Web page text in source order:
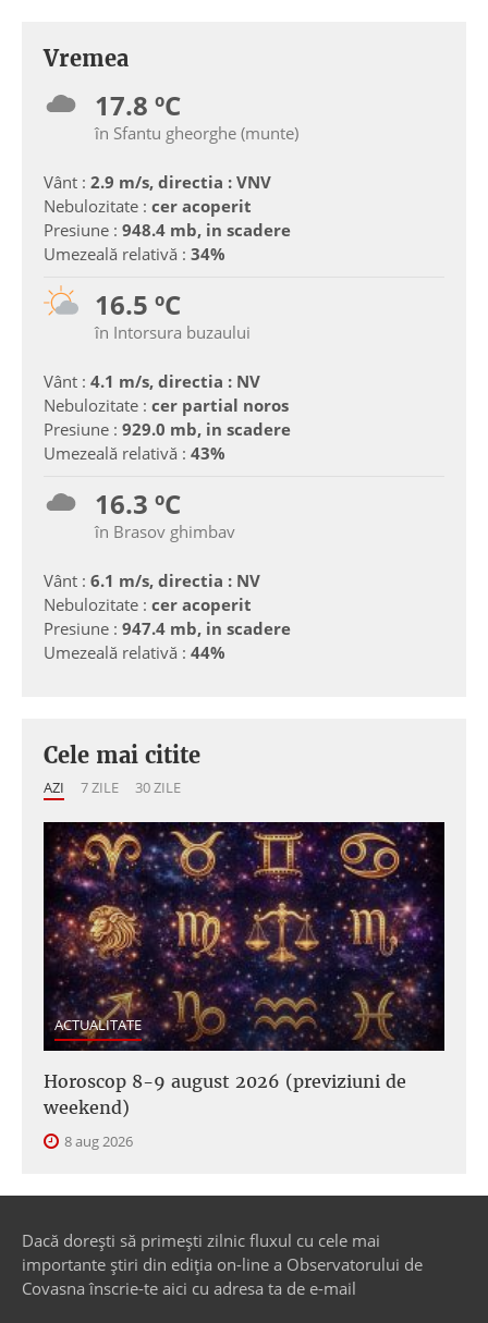
Vremea
17.8 ºC
în Sfantu gheorghe (munte)
Vânt : 2.9 m/s, directia : VNV
Nebulozitate : cer acoperit
Presiune : 948.4 mb, in scadere
Umezeală relativă : 34%
16.5 ºC
în Intorsura buzaului
Vânt : 4.1 m/s, directia : NV
Nebulozitate : cer partial noros
Presiune : 929.0 mb, in scadere
Umezeală relativă : 43%
16.3 ºC
în Brasov ghimbav
Vânt : 6.1 m/s, directia : NV
Nebulozitate : cer acoperit
Presiune : 947.4 mb, in scadere
Umezeală relativă : 44%
Cele mai citite
AZI 7 ZILE 30 ZILE
ACTUALITATE
Horoscop 8-9 august 2026 (previziuni de
weekend)
8 aug 2026
Dacă dorești să primești zilnic fluxul cu cele mai
importante știri din ediția on-line a Observatorului de
Covasna înscrie-te aici cu adresa ta de e-mail